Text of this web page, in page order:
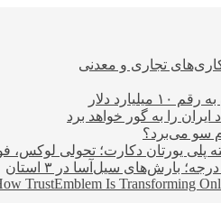
تجاری و معدنی
دلار
را به گور خواهد برد
سو می‌برد؟
پلی یورتان دکارت؛ تحولی
TrustEmblem Is Transforming